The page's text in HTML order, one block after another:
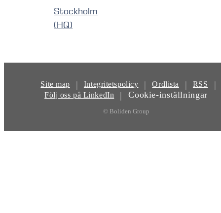
Stockholm
(HQ)
Site map | Integritetspolicy | Ordlista | RSS |
Följ oss på LinkedIn | Cookie-inställningar
© Boliden Group